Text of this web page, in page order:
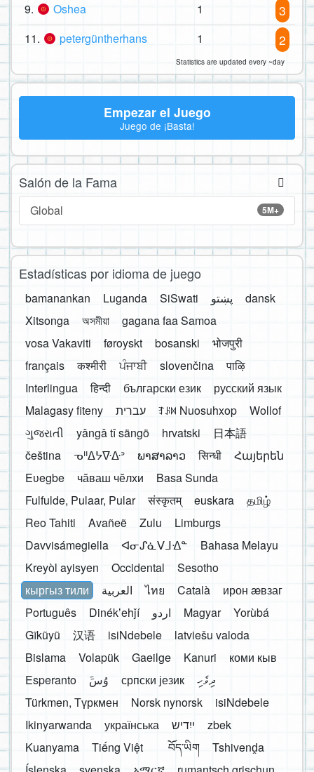
9. Oshea 1 3
11. petergüntherhans 1 2
Statistics are updated every ~day
Empezar el Juego
Juego de ¡Basta!
Salón de la Fama
5M+
Global
Estadísticas por idioma de juego
bamanankan Luganda SiSwati پښتو
dansk
Xitsonga
অসমীয়া
gagana faa Samoa
vosa Vakaviti
føroyskt bosanski
भोजपुरी
français
कश्मीरी ਪੰਜਾਬੀ slovenčina
पाऴि
Interlingua
हिन्दी български език
русский язык
Malagasy fiteny
עברית ꆈꌠ꒿ Nuosuhxop
Wollof
ગુજરાતી
yângâ tî sängö hrvatski
日本語
čeština
ᓀᐦᐃᔭᐍᐏᐣ ພາສາລາວ सिन्धी
Հայերեն
Eʋegbe
чӑваш чӗлхи
Basa Sunda
Fulfulde, Pulaar, Pular
संस्कृतम् euskara
தமிழ்
Reo Tahiti
Avañeẽ Zulu
Limburgs
Davvisámegiella
ᐊᓂᔑᓈᐯᒧᐎᓐ
Bahasa Melayu
Kreyòl ayisyen
Occidental
Sesotho
кыргыз тили
العربية ไทย Català
ирон æвзаг
Português
Dinékʼehǰí اردو Magyar
Yorùbá
Gĩkũyũ
汉语 isiNdebele
latviešu valoda
Bislama
Volapük Gaeilge Kanuri
коми кыв
Esperanto
َوُسَ српски језик
ދިވެހި
Türkmen, Түркмен
Norsk nynorsk
isiNdebele
Ikinyarwanda
українська ייִדיש
zbek
Kuanyama
Tiếng Việt བོད་ཡིག
Tshivenḓa